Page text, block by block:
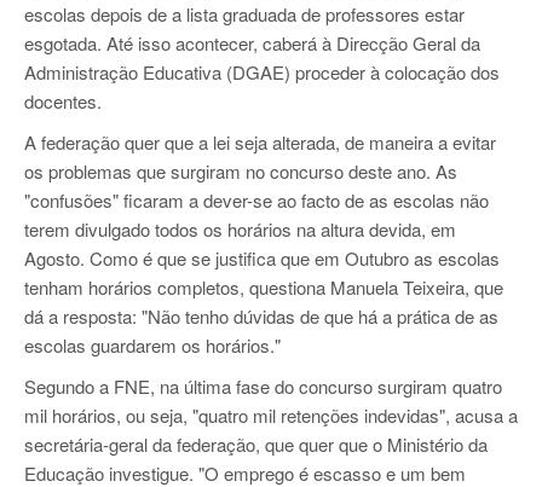
escolas depois de a lista graduada de professores estar
esgotada. Até isso acontecer, caberá à Direcção Geral da
Administração Educativa (DGAE) proceder à colocação dos
docentes.
A federação quer que a lei seja alterada, de maneira a evitar
os problemas que surgiram no concurso deste ano. As
"confusões" ficaram a dever-se ao facto de as escolas não
terem divulgado todos os horários na altura devida, em
Agosto. Como é que se justifica que em Outubro as escolas
tenham horários completos, questiona Manuela Teixeira, que
dá a resposta: "Não tenho dúvidas de que há a prática de as
escolas guardarem os horários."
Segundo a FNE, na última fase do concurso surgiram quatro
mil horários, ou seja, "quatro mil retenções indevidas", acusa a
secretária-geral da federação, que quer que o Ministério da
Educação investigue. "O emprego é escasso e um bem